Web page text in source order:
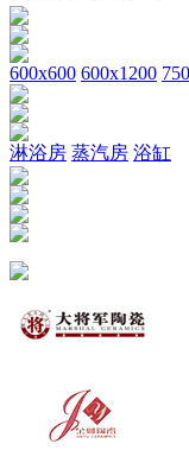
600x600 600x1200
淋浴房 蒸汽房 浴缸